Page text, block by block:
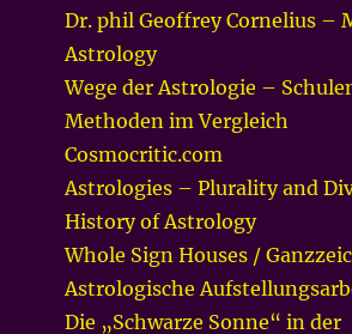
Dr. phil Geoffrey Cornelius –
Astrology
Wege der Astrologie –
Methoden im Vergleich
Cosmocritic.com
Astrologies – Plurality and
History of Astrology
Whole Sign Houses /
Astrologische
Die „Schwarze Sonne“ in der